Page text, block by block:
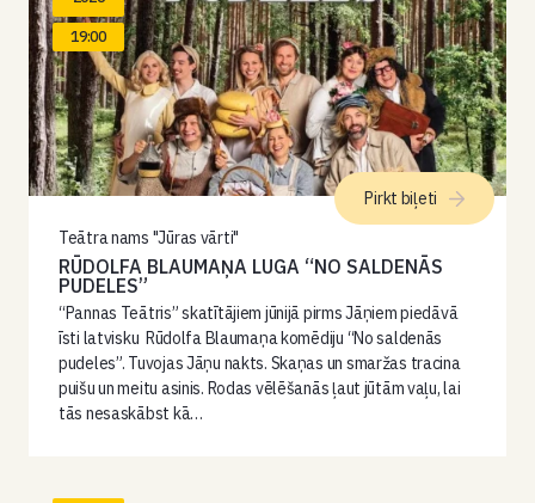
19:00
Teātra nams "Jūras vārti"
RŪDOLFA BLAUMAŅA LUGA “NO SALDENĀS
PUDELES”
“Pannas Teātris” skatītājiem jūnijā pirms Jāņiem piedāvā
īsti latvisku Rūdolfa Blaumaņa komēdiju “No saldenās
pudeles”. Tuvojas Jāņu nakts. Skaņas un smaržas tracina
puišu un meitu asinis. Rodas vēlēšanās ļaut jūtām vaļu, lai
tās nesaskābst kā…
Pirkt biļeti